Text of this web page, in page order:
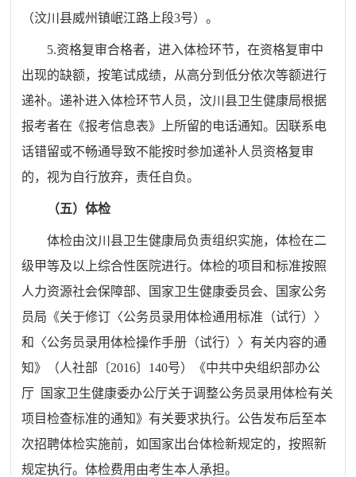
（汶川县威州镇岷江路上段3号）。
5.资格复审合格者，进入体检环节，在资格复审中
出现的缺额，按笔试成绩，从高分到低分依次等额进行
递补。递补进入体检环节人员， 汶川县卫生健康局根据
报考者在《报考信息表》上所留的电话通知。因联系电
话错留或不畅通导致不能按时参加递补人员资格复审
的，视为自行放弃，责任自负。
（五）体检
体检由汶川县卫生健康局负责组织实施，体检在二
级甲等及以上综合性医院进行。体检的项目和标准按照
人力资源社会保障部、
国家卫生健康委员会、国家公务
员局《关于修订〈公务员录用体检通用标准（试行）〉
和〈公务员录用体检操作手册（试行）〉有关内容的通
知》（人社部〔2016〕 140号）《中共中央组织部办公
厅
国家卫生健康委办公厅关于调整公务员录用体检有关
项目检查标准的通知》有关要求执行。公告发布后至本
次招聘体检实施前，如国家出台体检新规定的，按照新
规定执行。体检费用 由考生本人承担。